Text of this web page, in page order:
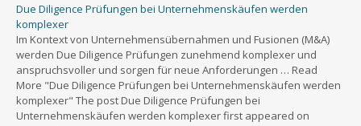
Due Diligence Prüfungen bei Unternehmenskäufen werden
komplexer
Im Kontext von Unternehmensübernahmen und Fusionen (M&A)
werden Due Diligence Prüfungen zunehmend komplexer und
anspruchsvoller und sorgen für neue Anforderungen … Read
More "Due Diligence Prüfungen bei Unternehmenskäufen werden
komplexer" The post Due Diligence Prüfungen bei
Unternehmenskäufen werden komplexer first appeared on